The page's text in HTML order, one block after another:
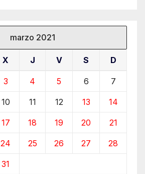
marzo 2021
X J V S D
3 4 5 6 7
10 11 12 13 14
17 18 19 20 21
24 25 26 27 28
31